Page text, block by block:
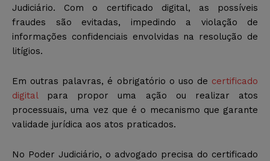
Judiciário. Com o certificado digital, as possíveis
fraudes são evitadas, impedindo a violação de
informações confidenciais envolvidas na resolução de
litígios.
Em outras palavras, é obrigatório o uso de certificado
digitalpara propor uma ação ou realizar atos
processuais, uma vez que é o mecanismo que garante
validade jurídica aos atos praticados.
No Poder Judiciário, o advogado precisa do certificado